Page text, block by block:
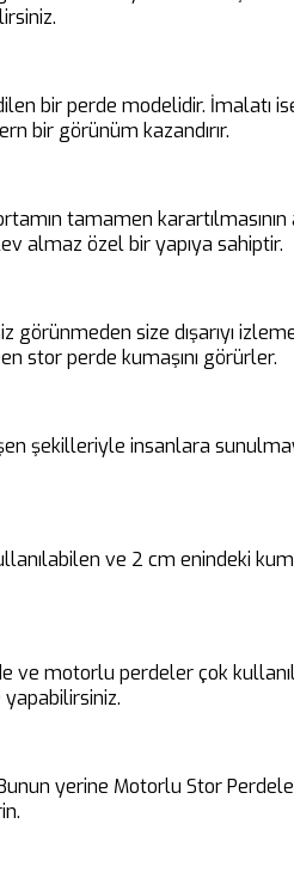
bir perde modelidir. İmalatı
bir görünüm kazandırır.
tamamen
almaz özel bir yapıya sahiptir.
size dışarıyı
stor perde kumaşını görürler.
şekilleriyle insanlara
ve 2 cm enindeki
motorlu perdeler çok
yerine Motorlu Stor